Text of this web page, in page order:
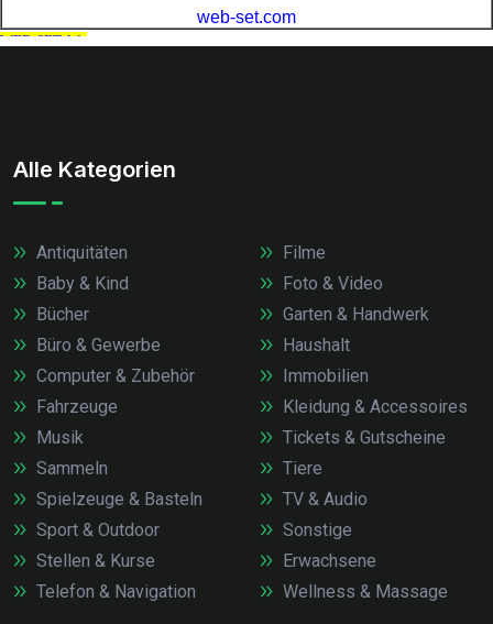
Alle Kategorien
Antiquitäten
Baby & Kind
Bücher
Büro & Gewerbe
Computer & Zubehör
Fahrzeuge
Filme
Foto & Video
Garten & Handwerk
Haushalt
Immobilien
Kleidung & Accessoires
Musik
Sammeln
Spielzeuge & Basteln
Sport & Outdoor
Stellen & Kurse
Telefon & Navigation
Tickets & Gutscheine
Tiere
TV & Audio
Sonstige
Erwachsene
Wellness & Massage